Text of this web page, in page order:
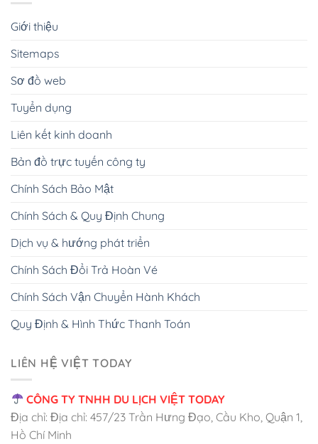
Giới thiệu
Sitemaps
Sơ đồ web
Tuyển dụng
Liên kết kinh doanh
Bản đồ trực tuyến công ty
Chính Sách Bảo Mật
Chính Sách & Quy Định Chung
Dịch vụ & hướng phát triển
Chính Sách Đổi Trả Hoàn Vé
Chính Sách Vận Chuyển Hành Khách
Quy Định & Hình Thức Thanh Toán
LIÊN HỆ VIỆT TODAY
CÔNG TY TNHH DU LỊCH VIỆT TODAY
Địa chỉ: Địa chỉ: 457/23 Trần Hưng Đạo, Cầu Kho, Quận 1,
Hồ Chí Minh